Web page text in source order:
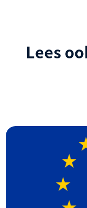
Lees